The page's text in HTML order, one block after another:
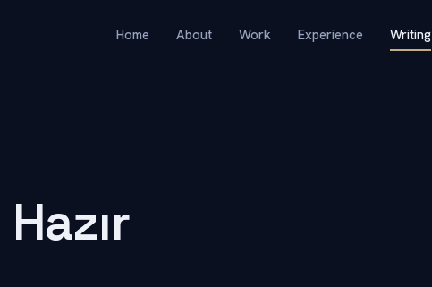
Home About Work Experience Writing